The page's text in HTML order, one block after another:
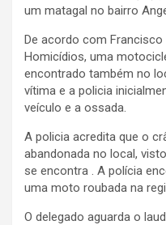
um matagal no bairro
De acordo com Francisco
Homicídios, uma
encontrado também no
vítima e a policia
veículo e a ossada.
A policia acredita que o
abandonada no local,
se encontra . A polícia
uma moto roubada na
O delegado aguarda o